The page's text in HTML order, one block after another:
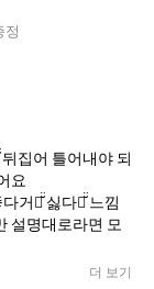
정
집어 틀어내야 되
요
거나̆̈ 싫다는̆̈ 느낌
설명대로라면 모
길래 사봤어여 한율
더 보기